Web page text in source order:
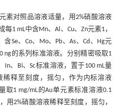
素对照品溶液适量，用2%硝酸溶液
1 mL中含Mn、Al、Cu、Zn元素1，
含Se、Co、Mo、Pb、As、Cd、Hg元
ng的系列标准溶液。分别精密吸取1
In、Bi、Sc标准溶液，置于100 mL量
稀释至刻度，摇匀，作为内标溶液
取1 mg/mL的Au单元素标准溶液0.1
用2%硝酸溶液稀释至刻度，摇匀，